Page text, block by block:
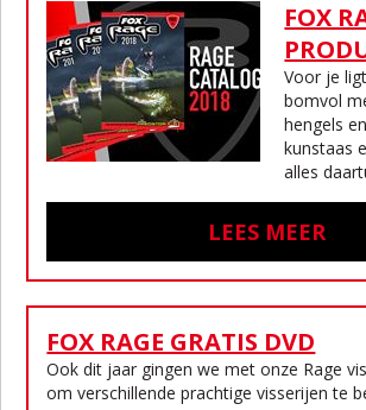
FOX
Voor je
bomvol
hengels
kunstaas
alles
LEES MEER
FOX RAGE GRATIS DVD
Ook dit jaar gingen we met onze Rage
om verschillende prachtige visserijen te